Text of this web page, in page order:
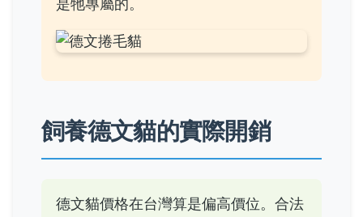
是牠專屬的。
飼養德文貓的實際開銷
德文貓價格在台灣算是偏高價位。合法